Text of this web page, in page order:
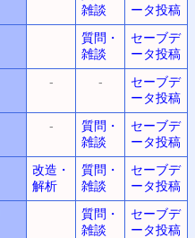
雑談
ータ投稿
質問・
雑談
セーブデ
ータ投稿
- -
セーブデ
ータ投稿
-
質問・
雑談
セーブデ
ータ投稿
改造・
解析
質問・
雑談
セーブデ
ータ投稿
質問・
雑談
セーブデ
ータ投稿